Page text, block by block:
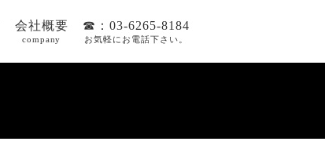
会社概要
company
☎：03-6265-8184
お気軽にお電話下さい。